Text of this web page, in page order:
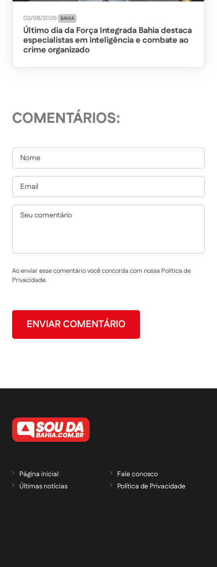
02/08/2026 BAHIA
Último dia da Força Integrada Bahia destaca
especialistas em inteligência e combate ao
crime organizado
COMENTÁRIOS:
Ao enviar esse comentário você concorda com nossa Política de
Privacidade.
Página inicial
Últimas notícias
Fale conosco
Política de Privacidade